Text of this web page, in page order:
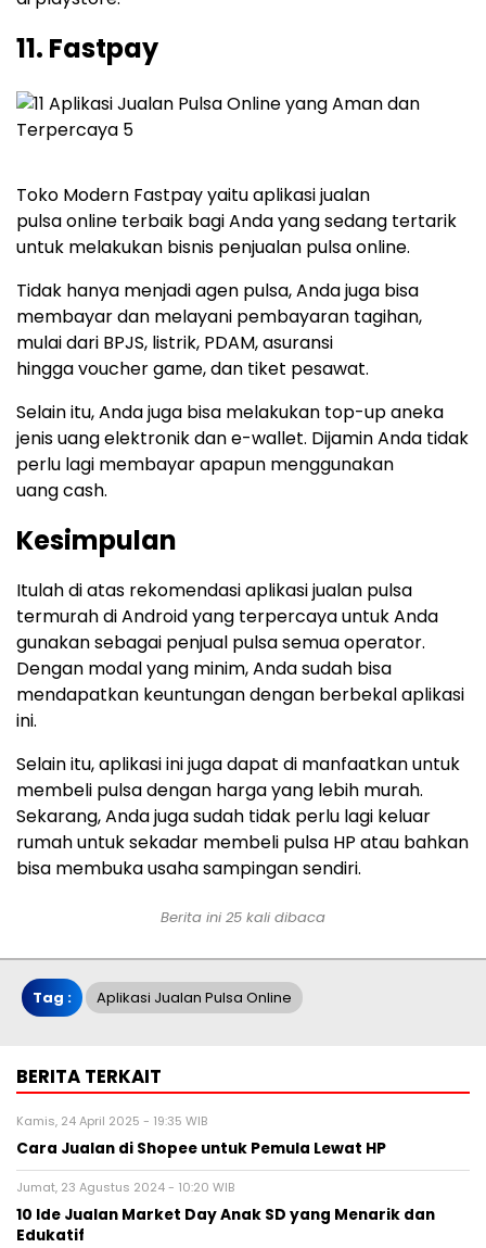
11. Fastpay
Toko Modern Fastpay yaitu aplikasi jualan
pulsa online terbaik bagi Anda yang sedang tertarik
untuk melakukan bisnis penjualan pulsa online.
Tidak hanya menjadi agen pulsa, Anda juga bisa
membayar dan melayani pembayaran tagihan,
mulai dari BPJS, listrik, PDAM, asuransi
hingga voucher game, dan tiket pesawat.
Selain itu, Anda juga bisa melakukan top-up aneka
jenis uang elektronik dan e-wallet. Dijamin Anda tidak
perlu lagi membayar apapun menggunakan
uang cash.
Kesimpulan
Itulah di atas rekomendasi aplikasi jualan pulsa
termurah di Android yang terpercaya untuk Anda
gunakan sebagai penjual pulsa semua operator.
Dengan modal yang minim, Anda sudah bisa
mendapatkan keuntungan dengan berbekal aplikasi
ini.
Selain itu, aplikasi ini juga dapat di manfaatkan untuk
membeli pulsa dengan harga yang lebih murah.
Sekarang, Anda juga sudah tidak perlu lagi keluar
rumah untuk sekadar membeli pulsa HP atau bahkan
bisa membuka usaha sampingan sendiri.
Berita ini 25 kali dibaca
Tag : Aplikasi Jualan Pulsa Online
BERITA TERKAIT
Kamis, 24 April 2025 - 19:35 WIB
Cara Jualan di Shopee untuk Pemula Lewat HP
Jumat, 23 Agustus 2024 - 10:20 WIB
10 Ide Jualan Market Day Anak SD yang Menarik dan
Edukatif